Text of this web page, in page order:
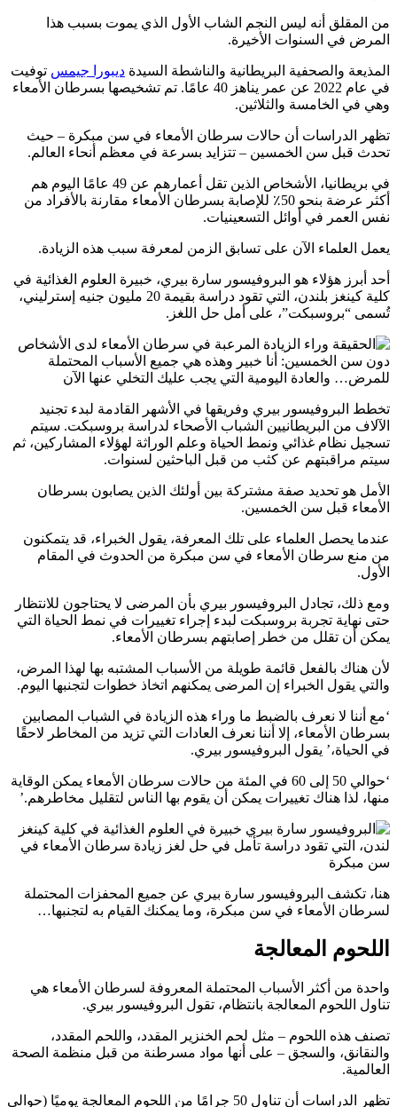
من المقلق أنه ليس النجم الشاب الأول الذي يموت بسبب هذا
المرض في السنوات الأخيرة.
المذيعة والصحفية البريطانية والناشطة السيدة ديبورا جيمس توفيت
في عام 2022 عن عمر يناهز 40 عامًا. تم تشخيصها بسرطان الأمعاء
وهي في الخامسة والثلاثين.
تظهر الدراسات أن حالات سرطان الأمعاء في سن مبكرة – حيث
تحدث قبل سن الخمسين – تتزايد بسرعة في معظم أنحاء العالم.
في بريطانيا، الأشخاص الذين تقل أعمارهم عن 49 عامًا اليوم هم
أكثر عرضة بنحو 50٪ للإصابة بسرطان الأمعاء مقارنة بالأفراد من
نفس العمر في أوائل التسعينيات.
يعمل العلماء الآن على تسابق الزمن لمعرفة سبب هذه الزيادة.
أحد أبرز هؤلاء هو البروفيسور سارة بيري، خبيرة العلوم الغذائية في
كلية كينغز بلندن، التي تقود دراسة بقيمة 20 مليون جنيه إسترليني،
تُسمى “بروسبكت”، على أمل حل اللغز.
تخطط البروفيسور بيري وفريقها في الأشهر القادمة لبدء تجنيد
الآلاف من البريطانيين الشباب الأصحاء لدراسة بروسبكت. سيتم
تسجيل نظام غذائي ونمط الحياة وعلم الوراثة لهؤلاء المشاركين، ثم
سيتم مراقبتهم عن كثب من قبل الباحثين لسنوات.
الأمل هو تحديد صفة مشتركة بين أولئك الذين يصابون بسرطان
الأمعاء قبل سن الخمسين.
عندما يحصل العلماء على تلك المعرفة، يقول الخبراء، قد يتمكنون
من منع سرطان الأمعاء في سن مبكرة من الحدوث في المقام
الأول.
ومع ذلك، تجادل البروفيسور بيري بأن المرضى لا يحتاجون للانتظار
حتى نهاية تجربة بروسبكت لبدء إجراء تغييرات في نمط الحياة التي
يمكن أن تقلل من خطر إصابتهم بسرطان الأمعاء.
لأن هناك بالفعل قائمة طويلة من الأسباب المشتبه بها لهذا المرض،
والتي يقول الخبراء إن المرضى يمكنهم اتخاذ خطوات لتجنبها اليوم.
‘مع أننا لا نعرف بالضبط ما وراء هذه الزيادة في الشباب المصابين
بسرطان الأمعاء، إلا أننا نعرف العادات التي تزيد من المخاطر لاحقًا
في الحياة،’ يقول البروفيسور بيري.
‘حوالي 50 إلى 60 في المئة من حالات سرطان الأمعاء يمكن الوقاية
منها، لذا هناك تغييرات يمكن أن يقوم بها الناس لتقليل مخاطرهم.’
هنا، تكشف البروفيسور سارة بيري عن جميع المحفزات المحتملة
لسرطان الأمعاء في سن مبكرة، وما يمكنك القيام به لتجنبها…
اللحوم المعالجة
واحدة من أكثر الأسباب المحتملة المعروفة لسرطان الأمعاء هي
تناول اللحوم المعالجة بانتظام، تقول البروفيسور بيري.
تصنف هذه اللحوم – مثل لحم الخنزير المقدد، واللحم المقدد،
والنقانق، والسجق – على أنها مواد مسرطنة من قبل منظمة الصحة
العالمية.
تظهر الدراسات أن تناول 50 جرامًا من اللحوم المعالجة يوميًا (حوالي